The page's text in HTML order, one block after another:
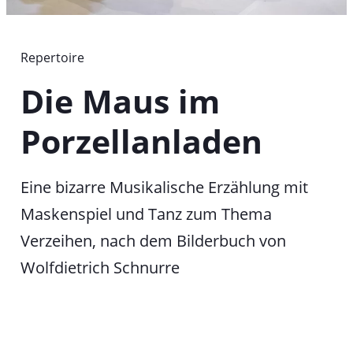
T
b
Repertoire
Die Maus im
Porzellanladen
Eine bizarre Musikalische Erzählung mit
Maskenspiel und Tanz zum Thema
Verzeihen, nach dem Bilderbuch von
Wolfdietrich Schnurre